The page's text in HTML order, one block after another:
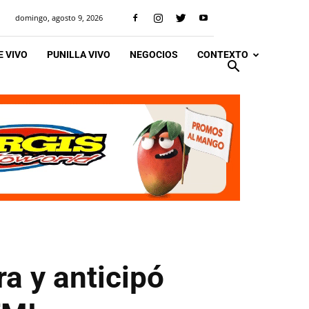
domingo, agosto 9, 2026
VIVO PUNILLA VIVO NEGOCIOS CONTEXTO
y anticipó